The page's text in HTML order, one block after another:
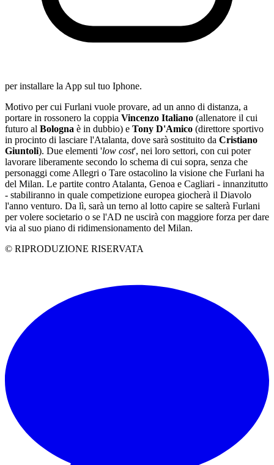
per installare la App sul tuo Iphone.
Motivo per cui Furlani vuole provare, ad un anno di distanza, a
portare in rossonero la coppia Vincenzo Italiano (allenatore il cui
futuro al Bologna è in dubbio) e Tony D'Amico (direttore sportivo
in procinto di lasciare l'Atalanta, dove sarà sostituito da Cristiano
Giuntoli). Due elementi 'low cost', nei loro settori, con cui poter
lavorare liberamente secondo lo schema di cui sopra, senza che
personaggi come Allegri o Tare ostacolino la visione che Furlani ha
del Milan. Le partite contro Atalanta, Genoa e Cagliari - innanzitutto
- stabiliranno in quale competizione europea giocherà il Diavolo
l'anno venturo. Da lì, sarà un terno al lotto capire se salterà Furlani
per volere societario o se l'AD ne uscirà con maggiore forza per dare
via al suo piano di ridimensionamento del Milan.
© RIPRODUZIONE RISERVATA